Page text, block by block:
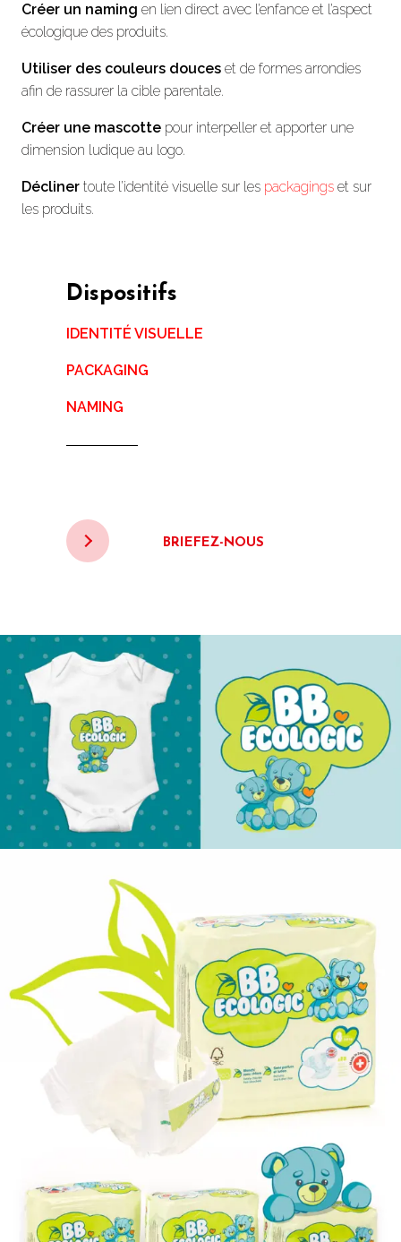
Créer un naming en lien direct avec l’enfance et l’aspect
écologique des produits.
Utiliser des couleurs douces et de formes arrondies
afin de rassurer la cible parentale.
Créer une mascotte pour interpeller et apporter une
dimension ludique au logo.
Décliner toute l’identité visuelle sur les packagings et sur
les produits.
Dispositifs
IDENTITÉ VISUELLE
PACKAGING
NAMING
BRIEFEZ-NOUS